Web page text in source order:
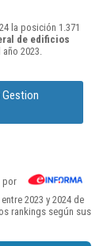
la posición 1.371
de edificios
2023.
por
2023 y 2024 de
rankings según sus